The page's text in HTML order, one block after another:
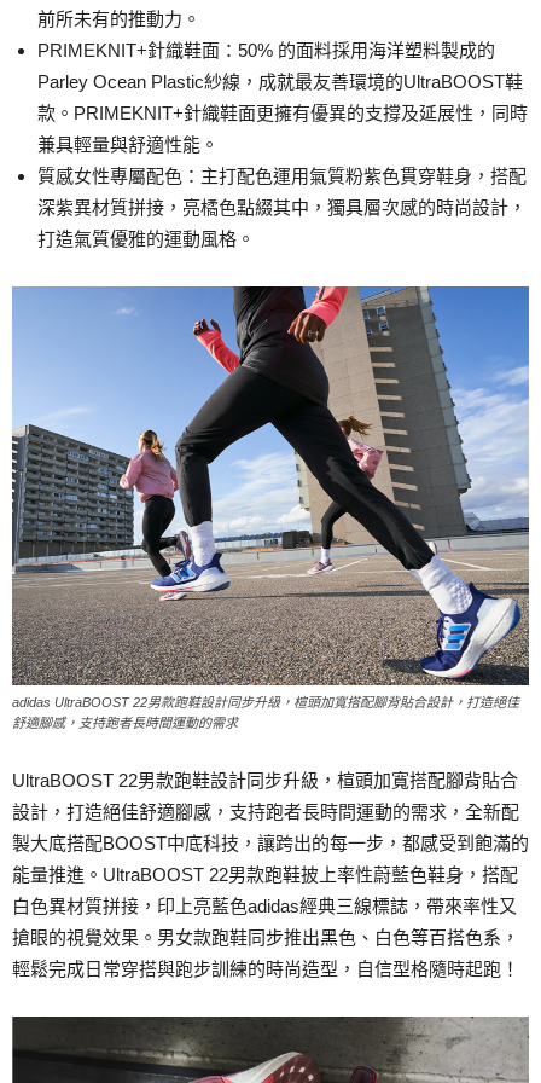
前所未有的推動力。
PRIMEKNIT+針織鞋面：50% 的面料採用海洋塑料製成的
Parley Ocean Plastic紗線，成就最友善環境的UltraBOOST鞋
款。PRIMEKNIT+針織鞋面更擁有優異的支撐及延展性，同時
兼具輕量與舒適性能。
質感女性專屬配色：主打配色運用氣質粉紫色貫穿鞋身，搭配
深紫異材質拼接，亮橘色點綴其中，獨具層次感的時尚設計，
打造氣質優雅的運動風格。
adidas UltraBOOST 22男款跑鞋設計同步升級，楦頭加寬搭配腳背貼合設計，打造絕佳
舒適腳感，支持跑者長時間運動的需求
UltraBOOST 22男款跑鞋設計同步升級，楦頭加寬搭配腳背貼合
設計，打造絕佳舒適腳感，支持跑者長時間運動的需求，全新配
製大底搭配BOOST中底科技，讓跨出的每一步，都感受到飽滿的
能量推進。UltraBOOST 22男款跑鞋披上率性蔚藍色鞋身，搭配
白色異材質拼接，印上亮藍色adidas經典三線標誌，帶來率性又
搶眼的視覺效果。男女款跑鞋同步推出黑色、白色等百搭色系，
輕鬆完成日常穿搭與跑步訓練的時尚造型，自信型格隨時起跑！